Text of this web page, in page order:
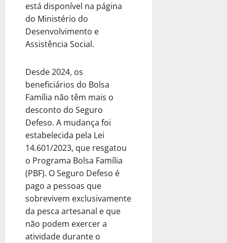
está disponível na página
do Ministério do
Desenvolvimento e
Assistência Social.
Desde 2024, os
beneficiários do Bolsa
Família não têm mais o
desconto do Seguro
Defeso. A mudança foi
estabelecida pela Lei
14.601/2023, que resgatou
o Programa Bolsa Família
(PBF). O Seguro Defeso é
pago a pessoas que
sobrevivem exclusivamente
da pesca artesanal e que
não podem exercer a
atividade durante o